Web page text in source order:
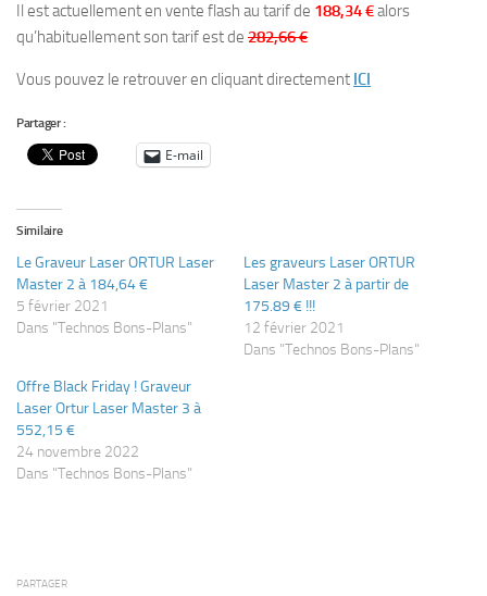
Il est actuellement en vente flash au tarif de 188,34 €alors
qu’habituellement son tarif est de 282,66 €
Vous pouvez le retrouver en cliquant directement ICI
Partager :
E-mail
Similaire
Le Graveur Laser ORTUR Laser
Master 2 à 184,64 €
5 février 2021
Dans "Technos Bons-Plans"
Les graveurs Laser ORTUR
Laser Master 2 à partir de
175.89 € !!!
12 février 2021
Dans "Technos Bons-Plans"
Offre Black Friday ! Graveur
Laser Ortur Laser Master 3 à
552,15 €
24 novembre 2022
Dans "Technos Bons-Plans"
PARTAGER